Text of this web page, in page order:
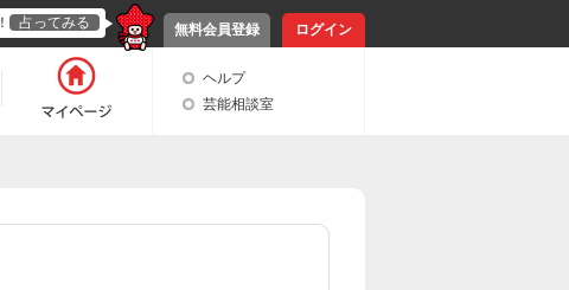
無料会員登録 ログイン
占ってみる
ヘルプ
芸能相談室